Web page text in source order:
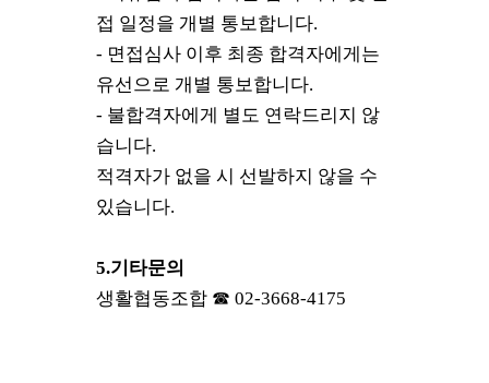
접 일정을 개별 통보합니다.
- 면접심사 이후 최종 합격자에게는
유선으로 개별 통보합니다.
- 불합격자에게 별도 연락드리지 않
습니다.
적격자가 없을 시 선발하지 않을 수
있습니다.
5.기타문의
생활협동조합 ☎ 02-3668-4175